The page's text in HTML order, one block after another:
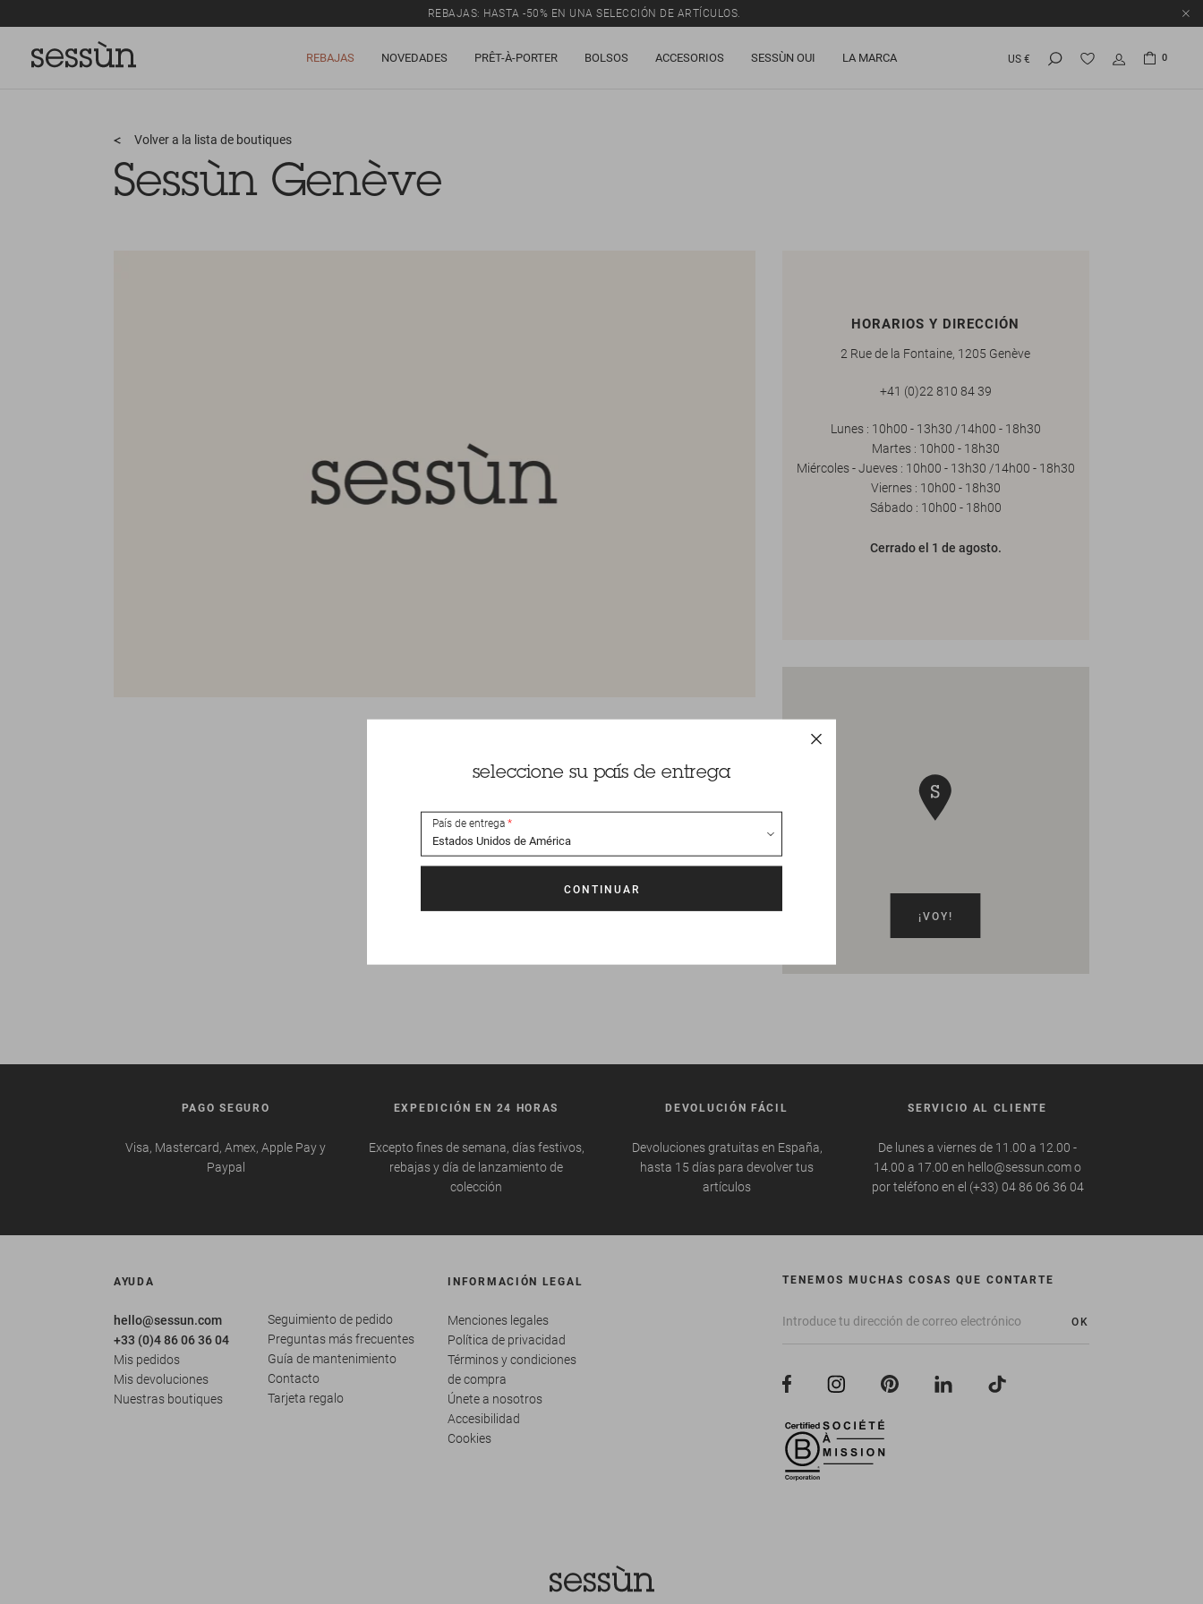
REBAJAS: HASTA -50% EN UNA SELECCIÓN DE ARTÍCULOS.
REBAJAS NOVEDADES PRÊT-À-PORTER BOLSOS ACCESORIOS SESSÙN OUI LA MARCA US € 0
Volver a la lista de boutiques
Sessùn Genève
HORARIOS Y DIRECCIÓN
2 Rue de la Fontaine, 1205 Genève
+41 (0)22 810 84 39
Lunes : 10h00 - 13h30 /14h00 - 18h30
Martes : 10h00 - 18h30
Miércoles - Jueves : 10h00 - 13h30 /14h00 - 18h30
Viernes : 10h00 - 18h30
Sábado : 10h00 - 18h00
Cerrado el 1 de agosto.
¡VOY!
PAGO SEGURO
Visa, Mastercard, Amex, Apple Pay y
Paypal
EXPEDICIÓN EN 24 HORAS
Excepto fines de semana, días festivos,
rebajas y día de lanzamiento de
colección
DEVOLUCIÓN FÁCIL
Devoluciones gratuitas en España,
hasta 15 días para devolver tus
artículos
SERVICIO AL CLIENTE
De lunes a viernes de 11.00 a 12.00 -
14.00 a 17.00 en hello@sessun.com o
por teléfono en el (+33) 04 86 06 36 04
AYUDA
hello@sessun.com
+33 (0)4 86 06 36 04
Mis pedidos
Mis devoluciones
Nuestras boutiques
Seguimiento de pedido
Preguntas más frecuentes
Guía de mantenimiento
Contacto
Tarjeta regalo
INFORMACIÓN LEGAL
Menciones legales
Política de privacidad
Términos y condiciones
de compra
Únete a nosotros
Accesibilidad
Cookies
TENEMOS MUCHAS COSAS QUE CONTARTE
OK
seleccione su país de entrega
País de entrega